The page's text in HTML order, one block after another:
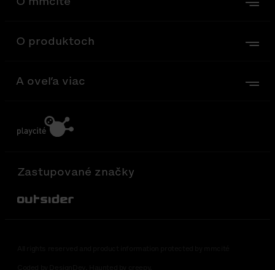
O produktoch
A oveľa viac
Zastupované značky
Out-Sider